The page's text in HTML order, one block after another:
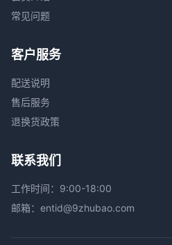
常见问题
客户服务
配送说明
售后服务
退换货政策
联系我们
工作时间：9:00-18:00
邮箱：entid@9zhubao.com